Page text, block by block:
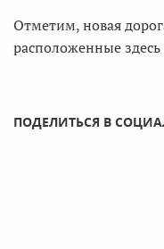
Отметим, новая
расположенные
ПОДЕЛИТЬСЯ В